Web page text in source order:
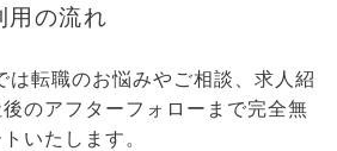
用の流れ
は転職のお悩みやご相談、求人紹
のアフターフォローまで完全無
いたします。